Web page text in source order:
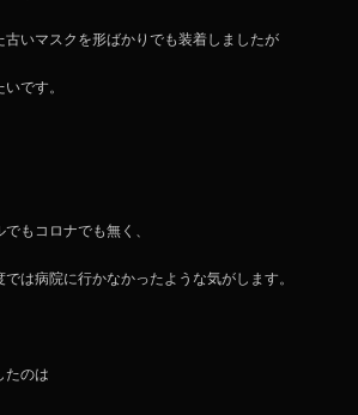
いマスクを形ばかりでも装着しましたが
です。
もコロナでも無く、
は病院に行かなかったような気がします。
たのは